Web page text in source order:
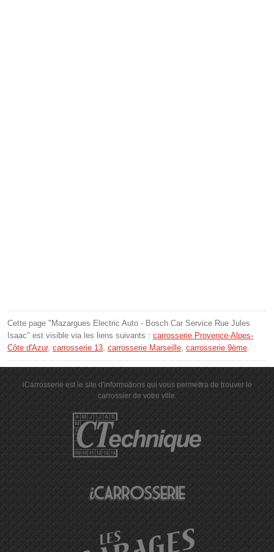
Cette page "Mazargues Electric Auto - Bosch Car Service Rue Jules
Isaac" est visible via les liens suivants : carrosserie Provence-Alpes-
Côte d'Azur, carrosserie 13 carrosserie Marseille carrosserie 9ème
iCarrosserie est le site d'informations qui vous permettra de trouver le
carrossier de votre ville.